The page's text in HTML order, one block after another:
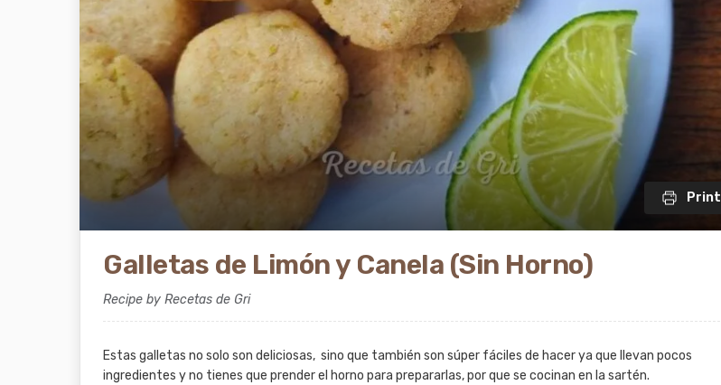
Print
Galletas de Limón y Canela (Sin Horno)
Recipe by Recetas de Gri
Estas galletas no solo son deliciosas, sino que también son súper fáciles de hacer ya que llevan pocos
ingredientes y no tienes que prender el horno para prepararlas, por que se cocinan en la sartén.